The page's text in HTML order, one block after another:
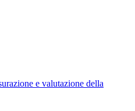
e valutazione della